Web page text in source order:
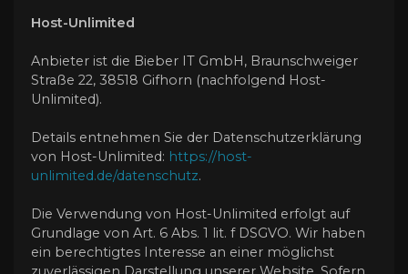
Host-Unlimited
Anbieter ist die Bieber IT GmbH, Braunschweiger
Straße 22, 38518 Gifhorn (nachfolgend Host-
Unlimited).
Details entnehmen Sie der Datenschutzerklärung
von Host-Unlimited: https://host-
unlimited.de/datenschutz.
Die Verwendung von Host-Unlimited erfolgt auf
Grundlage von Art. 6 Abs. 1 lit. f DSGVO. Wir haben
ein berechtigtes Interesse an einer möglichst